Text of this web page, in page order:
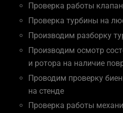
Проверка работы
Проверка турбины на
Производим разборку
Производим осмотр
и ротора на наличие
Проводим проверку
на стенде
Проверка работы